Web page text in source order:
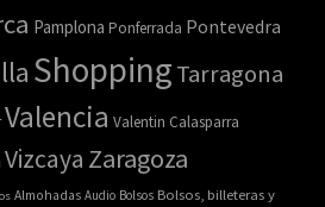
Pamplona Ponferrada Pontevedra
ShoppingTarragona
Valencia Valentin Calasparra
Vizcaya Zaragoza
Almohadas Audio Bolsos Bolsos, billeteras y